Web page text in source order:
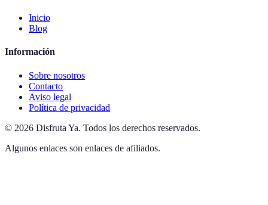
Inicio
Blog
Información
Sobre nosotros
Contacto
Aviso legal
Política de privacidad
© 2026 Disfruta Ya. Todos los derechos reservados.
Algunos enlaces son enlaces de afiliados.